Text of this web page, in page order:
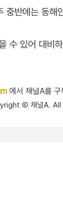
중반에는 동해
수 있어 대비
에서 채널A를 구
Ⓒ 채널A. All